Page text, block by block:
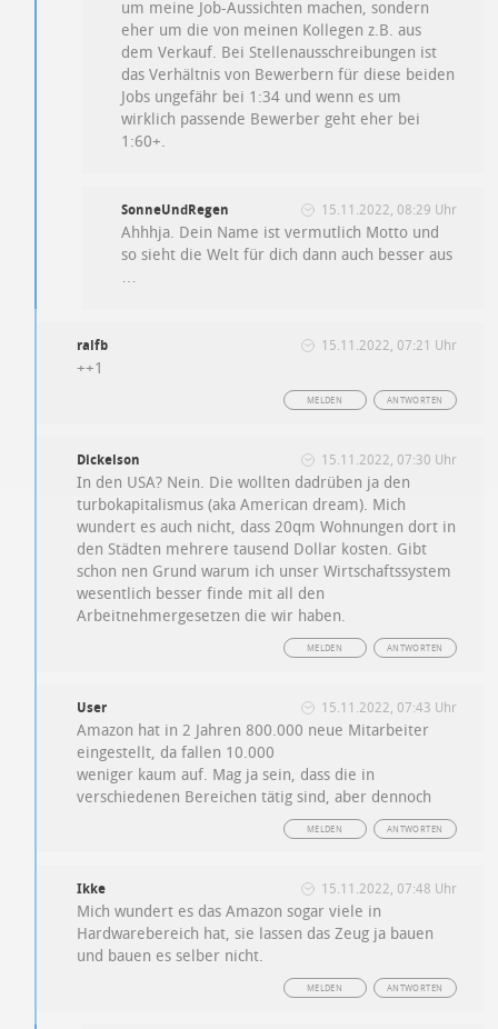
um meine Job-Aussichten machen, sondern
eher um die von meinen Kollegen z.B. aus
dem Verkauf. Bei Stellenausschreibungen ist
das Verhältnis von Bewerbern für diese beiden
Jobs ungefähr bei 1:34 und wenn es um
wirklich passende Bewerber geht eher bei
1:60+.
SonneUndRegen 15.11.2022, 08:29 Uhr
Ahhhja. Dein Name ist vermutlich Motto und
so sieht die Welt für dich dann auch besser aus
…
ralfb 15.11.2022, 07:21 Uhr
++1
ANTWORTEN
MELDEN
Dickelson 15.11.2022, 07:30 Uhr
In den USA? Nein. Die wollten dadrüben ja den
turbokapitalismus (aka American dream). Mich
wundert es auch nicht, dass 20qm Wohnungen dort in
den Städten mehrere tausend Dollar kosten. Gibt
schon nen Grund warum ich unser Wirtschaftssystem
wesentlich besser finde mit all den
Arbeitnehmergesetzen die wir haben.
ANTWORTEN
MELDEN
User 15.11.2022, 07:43 Uhr
Amazon hat in 2 Jahren 800.000 neue Mitarbeiter
eingestellt, da fallen 10.000
weniger kaum auf. Mag ja sein, dass die in
verschiedenen Bereichen tätig sind, aber dennoch
ANTWORTEN
MELDEN
Ikke 15.11.2022, 07:48 Uhr
Mich wundert es das Amazon sogar viele in
Hardwarebereich hat, sie lassen das Zeug ja bauen
und bauen es selber nicht.
ANTWORTEN
MELDEN